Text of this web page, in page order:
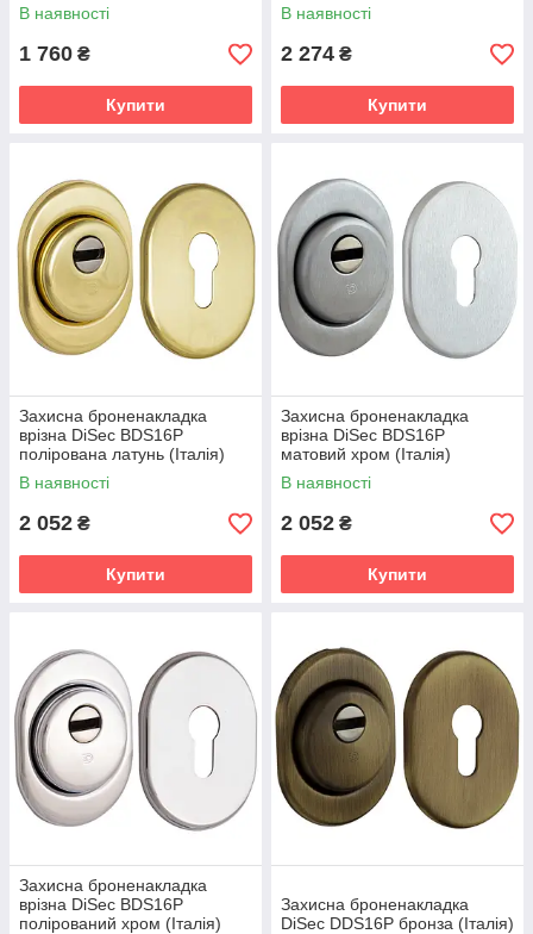
В наявності
1 760 ₴
Купити
В наявності
2 274 ₴
Купити
Захисна броненакладка
врізна DiSec ВDS16P
полірована латунь (Італія)
В наявності
2 052 ₴
Купити
Захисна броненакладка
врізна DiSec ВDS16P
матовий хром (Італія)
В наявності
2 052 ₴
Купити
Захисна броненакладка
врізна DiSec ВDS16P
полірований хром (Італія)
Захисна броненакладка
DiSec DDS16P бронза (Італія)